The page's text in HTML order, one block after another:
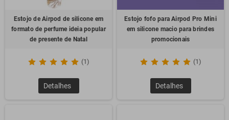
Estojo de Airpod de silicone em
formato de perfume ideia popular
de presente de Natal
(1)
Detalhes
Estojo fofo para Airpod Pro Mini
em silicone macio para brindes
promocionais
(1)
Detalhes